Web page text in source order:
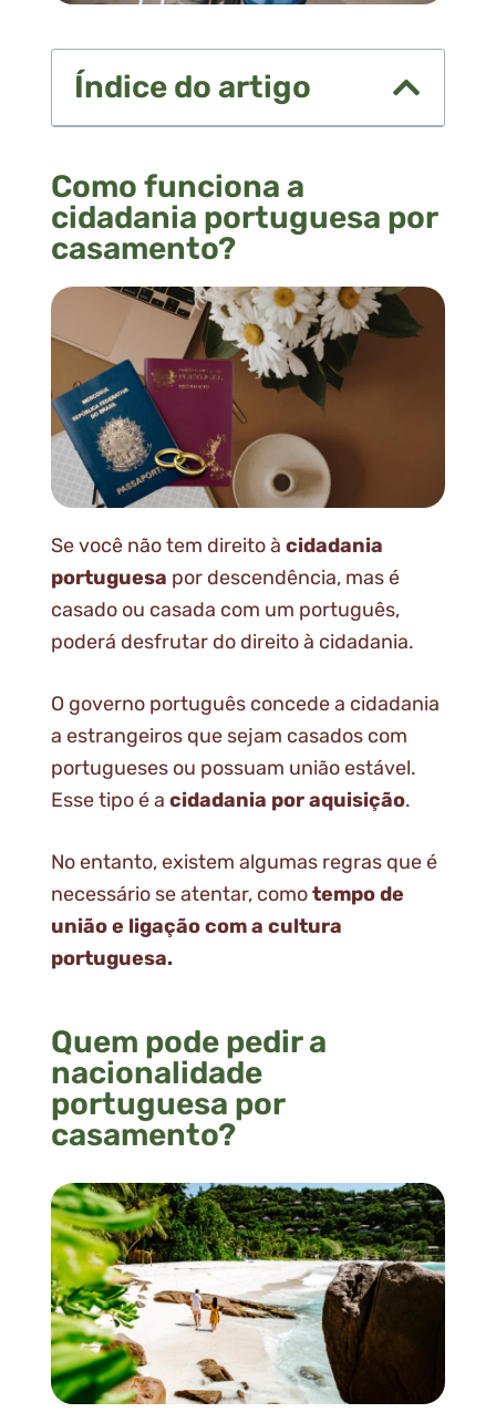
Índice do artigo
Como funciona a
cidadania portuguesa por
casamento?
Se você não tem direito à cidadania
portuguesa por descendência, mas é
casado ou casada com um português,
poderá desfrutar do direito à cidadania.
O governo português concede a cidadania
a estrangeiros que sejam casados com
portugueses ou possuam união estável.
Esse tipo é a cidadania por aquisição.
No entanto, existem algumas regras que é
necessário se atentar, comotempo de
união e ligação com a cultura
portuguesa.
Quem pode pedir a
nacionalidade
portuguesa por
casamento?